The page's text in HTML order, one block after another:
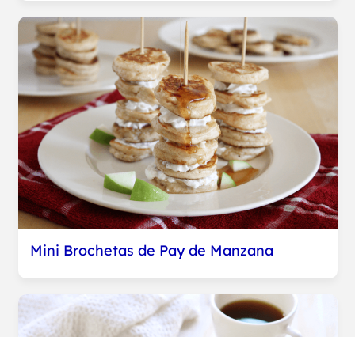
Mini Brochetas de Pay de Manzana